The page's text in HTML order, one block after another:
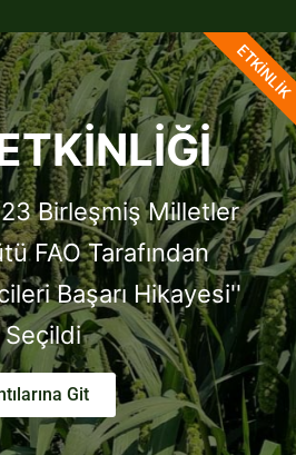
Birleşmiş Milletler
FAO Tarafından
Başarı Hikayesi''
Git
ETKİNLİK